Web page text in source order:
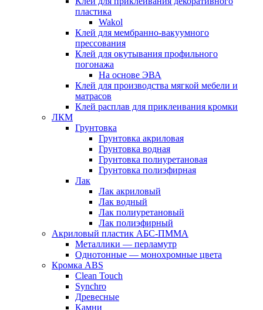
пластика
Wakol
Клей для мембранно-вакуумного
прессования
Клей для окутывания профильного
погонажа
На основе ЭВА
Клей для производства мягкой мебели и
матрасов
Клей расплав для приклеивания кромки
ЛКМ
Грунтовка
Грунтовка акриловая
Грунтовка водная
Грунтовка полиуретановая
Грунтовка полиэфирная
Лак
Лак акриловый
Лак водный
Лак полиуретановый
Лак полиэфирный
Акриловый пластик АБС-ПММА
Металлики — перламутр
Однотонные — монохромные цвета
Кромка ABS
Clean Touch
Synchro
Древесные
Камни